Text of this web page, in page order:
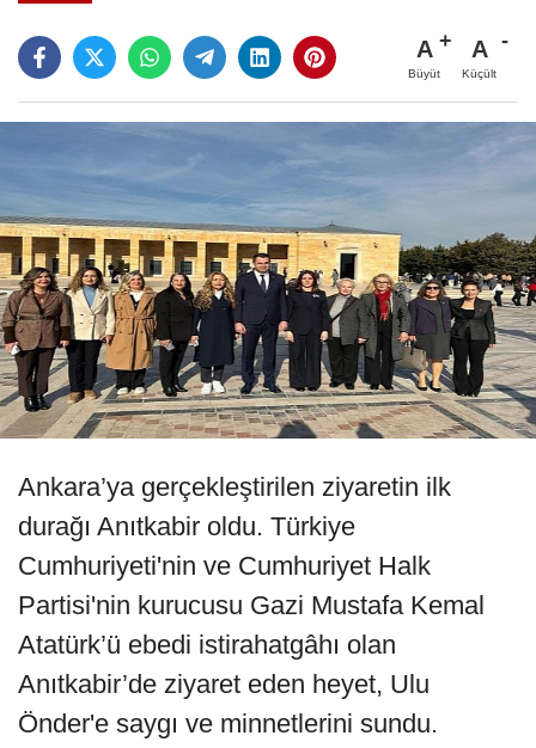
A
Büyüt
A
Küçült
Ankara’ya gerçekleştirilen ziyaretin ilk
durağı Anıtkabir oldu. Türkiye
Cumhuriyeti'nin ve Cumhuriyet Halk
Partisi'nin kurucusu Gazi Mustafa Kemal
Atatürk’ü ebedi istirahatgâhı olan
Anıtkabir’de ziyaret eden heyet, Ulu
Önder'e saygı ve minnetlerini sundu.